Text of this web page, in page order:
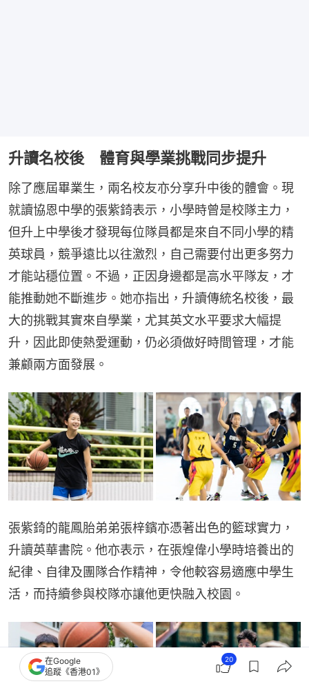
升讀名校後 體育與學業挑戰同步提升
除了應屆畢業生，兩名校友亦分享升中後的體會。現
就讀協恩中學的張紫錡表示，小學時曾是校隊主力，
但升上中學後才發現每位隊員都是來自不同小學的精
英球員，競爭遠比以往激烈，自己需要付出更多努力
才能站穩位置。不過，正因身邊都是高水平隊友，才
能推動她不斷進步。她亦指出，升讀傳統名校後，最
大的挑戰其實來自學業，尤其英文水平要求大幅提
升，因此即使熱愛運動，仍必須做好時間管理，才能
兼顧兩方面發展。
張紫錡的龍鳳胎弟弟張梓鑌亦憑著出色的籃球實力，
升讀英華書院。他亦表示，在張煌偉小學時培養出的
紀律、自律及團隊合作精神，令他較容易適應中學生
活，而持續參與校隊亦讓他更快融入校園。
在Google
追蹤《香港01》
20